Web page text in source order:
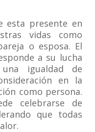
esta presente en
vidas como
o esposa. El
a su lucha
igualdad de
en la
como persona.
celebrarse de
que todas